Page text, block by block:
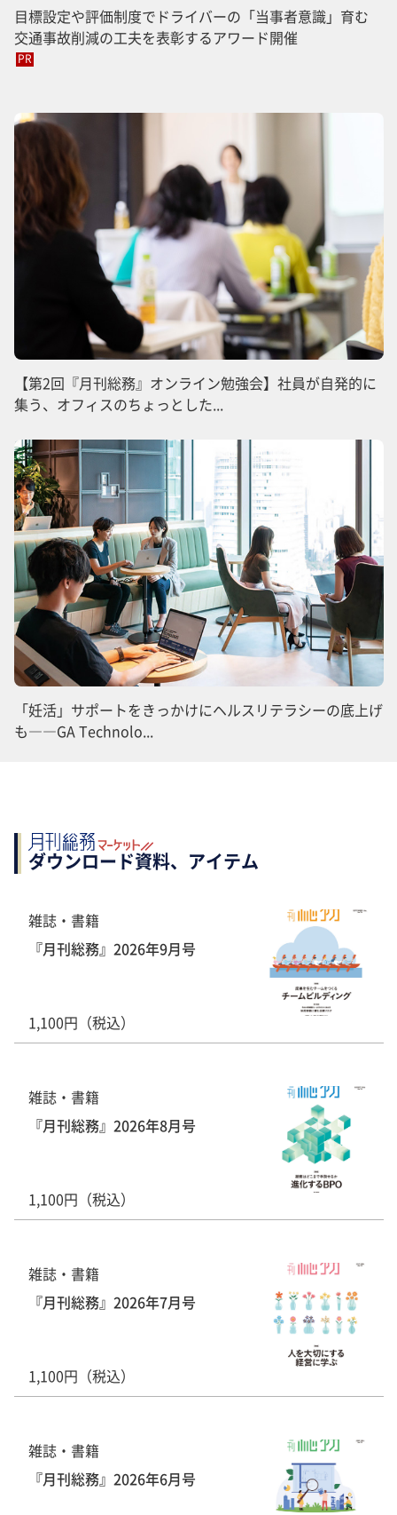
目標設定や評価制度でドライバーの「当事者意識」育む
交通事故削減の工夫を表彰するアワード開催
PR
【第2回『月刊総務』オンライン勉強会】社員が自発的に
集う、オフィスのちょっとした...
「妊活」サポートをきっかけにヘルスリテラシーの底上げ
も――GA Technolo...
ダウンロード資料、アイテム
雑誌・書籍
『月刊総務』2026年9月号
1,100円（税込）
雑誌・書籍
『月刊総務』2026年8月号
1,100円（税込）
雑誌・書籍
『月刊総務』2026年7月号
1,100円（税込）
雑誌・書籍
『月刊総務』2026年6月号